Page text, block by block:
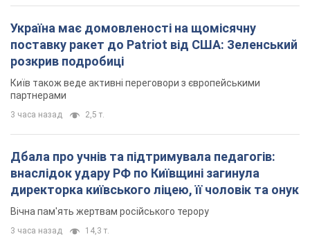
Україна має домовленості на щомісячну
поставку ракет до Patriot від США: Зеленський
розкрив подробиці
Київ також веде активні переговори з європейськими
партнерами
3 часа назад 2,5 т.
Дбала про учнів та підтримувала педагогів:
внаслідок удару РФ по Київщині загинула
директорка київського ліцею, її чоловік та онук
Вічна пам'ять жертвам російського терору
3 часа назад 14,3 т.